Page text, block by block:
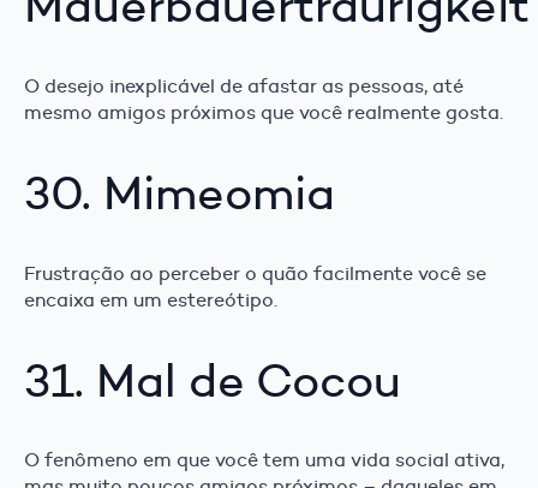
O desejo inexplicável de afastar as pessoas, até
mesmo amigos próximos que você realmente gosta.
30. Mimeomia
Frustração ao perceber o quão facilmente você se
encaixa em um estereótipo.
31. Mal de Cocou
O fenômeno em que você tem uma vida social ativa,